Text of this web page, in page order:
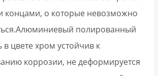
концами, о которые невозможно
полированный
цвете хром устойчив к
коррозии, не деформируется